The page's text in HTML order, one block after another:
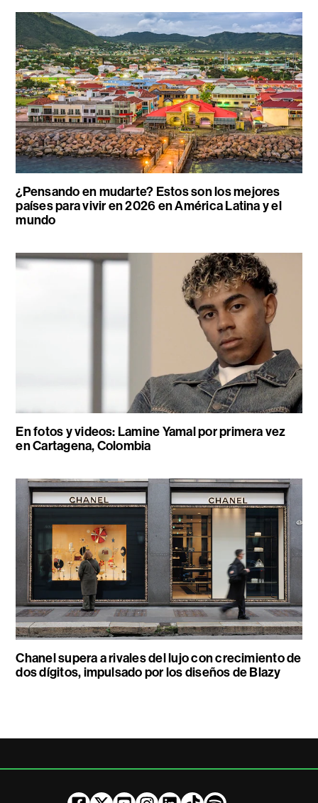
¿Pensando en mudarte? Estos son los mejores
países para vivir en 2026 en América Latina y el
mundo
En fotos y videos: Lamine Yamal por primera vez
en Cartagena, Colombia
Chanel supera a rivales del lujo con crecimiento de
dos dígitos, impulsado por los diseños de Blazy